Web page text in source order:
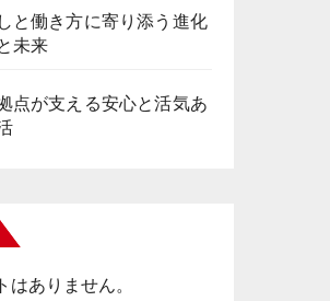
と働き方に寄り添う進化
未来
点が支える安心と活気あ
はありません。